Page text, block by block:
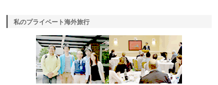
私のプライベート海外旅行